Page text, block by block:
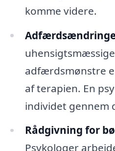
komme videre.
adfærdsmønstre
af terapien. En
individet gennem
Rådgivning for
Psykologer